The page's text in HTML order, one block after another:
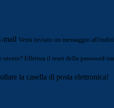
mail Verrà inviato un messaggio
utente? Effettua il reset della password
la casella di posta elettronica!